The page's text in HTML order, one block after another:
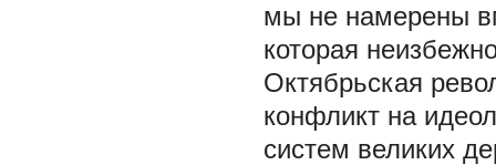
мы не намерены
которая
Октябрьская
конфликт на
систем великих